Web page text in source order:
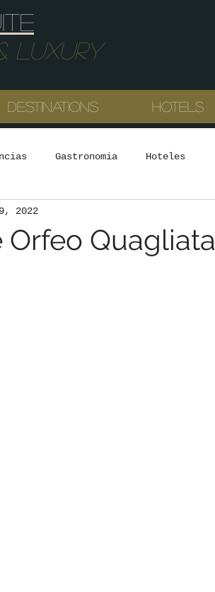
Destinations Hotels
Gastronomia Hoteles
Orfeo Quagliata
2022